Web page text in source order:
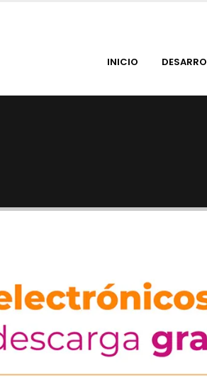
INICIO